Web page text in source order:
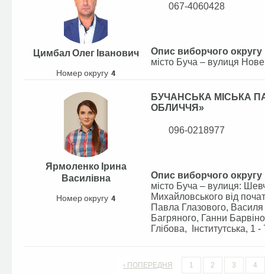
Цимбал Олег Іванович
Номер округу 4
067-4060428
Опис виборчого округу
місто Буча – вулиця
Ярмоленко Ірина
Василівна
Номер округу 4
БУЧАНСЬКА МІСЬКА
ОБЛИЧЧЯ»
096-0218977
Опис виборчого округу
місто Буча – вулиця:
Михайловського від
Павла Глазового,
Багряного, Ганни
Глібова, Інститутська, 1
‹ ПОПЕРЕДНЯ 1 2 3 4